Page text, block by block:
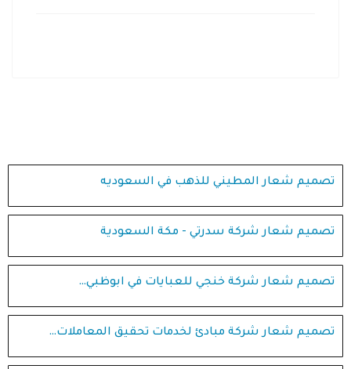
تصميم شعار المطيني للذهب في السعوديه
تصميم شعار شركة سدرتي - مكة السعودية
تصميم شعار شركة خنجي للعبايات في ابوظبي…
تصميم شعار شركة مبادئ لخدمات تحقيق المعاملات…